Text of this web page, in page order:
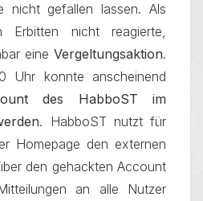
nicht gefallen lassen. Als
Erbitten nicht reagierte,
eine Vergeltungsaktion.
Uhr konnte anscheinend
des HabboST im
. HabboST nutzt für
Homepage den externen
den gehackten Account
an alle Nutzer